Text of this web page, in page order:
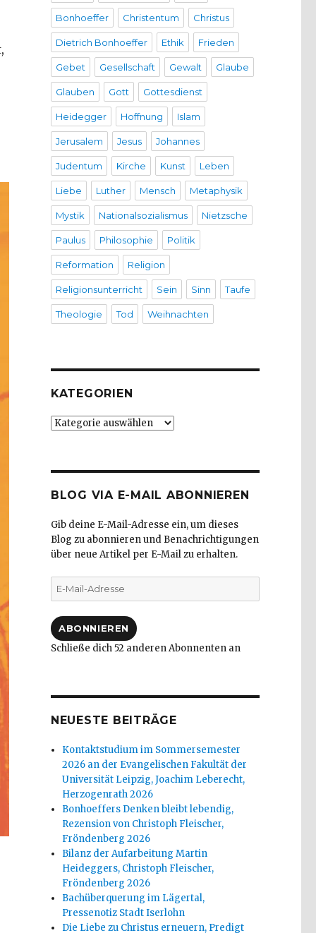
Bonhoeffer Christentum Christus
Dietrich Bonhoeffer Ethik Frieden
Gebet Gesellschaft Gewalt Glaube
Glauben Gott Gottesdienst
Heidegger Hoffnung Islam
Jerusalem Jesus Johannes
Judentum Kirche Kunst Leben
Liebe Luther Mensch Metaphysik
Mystik Nationalsozialismus Nietzsche
Paulus Philosophie Politik
Reformation Religion
Religionsunterricht Sein Sinn Taufe
Theologie Tod Weihnachten
KATEGORIEN
Kategorien
BLOG VIA E-MAIL ABONNIEREN
Gib deine E-Mail-Adresse ein, um dieses
Blog zu abonnieren und Benachrichtigungen
über neue Artikel per E-Mail zu erhalten.
E-
Mail-
ABONNIEREN
Schließe dich 52 anderen Abonnenten an
NEUESTE BEITRÄGE
Kontaktstudium im Sommersemester
2026 an der Evangelischen Fakultät der
Universität Leipzig, Joachim Leberecht,
Herzogenrath 2026
Bonhoeffers Denken bleibt lebendig,
Rezension von Christoph Fleischer,
Fröndenberg 2026
Bilanz der Aufarbeitung Martin
Heideggers, Christoph Fleischer,
Fröndenberg 2026
Bachüberquerung im Lägertal,
Pressenotiz Stadt Iserlohn
Die Liebe zu Christus erneuern, Predigt